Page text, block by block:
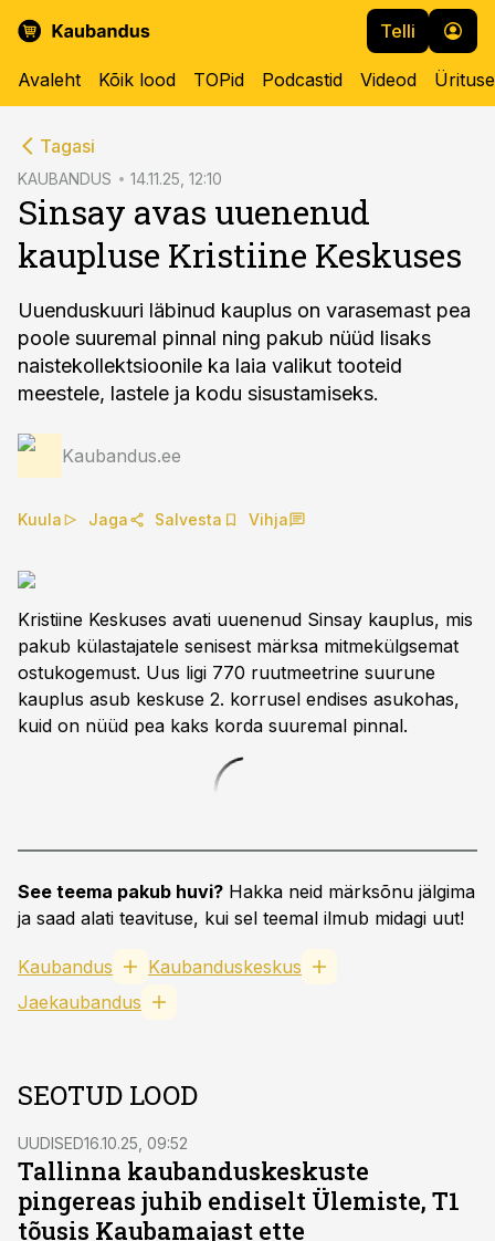
Telli
Avaleht Kõik lood TOPid Podcastid Videod
Tagasi
KAUBANDUS 14.11.25, 12:10
Sinsay avas uuenenud
kaupluse Kristiine Keskuses
Uuenduskuuri läbinud kauplus on varasemast pea
poole suuremal pinnal ning pakub nüüd lisaks
naistekollektsioonile ka laia valikut tooteid
meestele, lastele ja kodu sisustamiseks.
Kaubandus.ee
Kuula Jaga Salvesta Vihja
Kristiine Keskuses avati uuenenud Sinsay kauplus, mis
pakub külastajatele senisest märksa mitmekülgsemat
ostukogemust. Uus ligi 770 ruutmeetrine suurune
kauplus asub keskuse 2. korrusel endises asukohas,
kuid on nüüd pea kaks korda suuremal pinnal.
See teema pakub huvi? Hakka neid märksõnu jälgima
ja saad alati teavituse, kui sel teemal ilmub midagi uut!
Kaubandus
Kaubanduskeskus
Jaekaubandus
SEOTUD LOOD
UUDISED16.10.25, 09:52
Tallinna kaubanduskeskuste
pingereas juhib endiselt Ülemiste, T1
tõusis Kaubamajast ette